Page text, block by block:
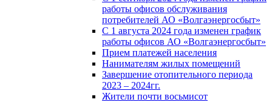
работы офисов обслуживания
потребителей АО «Волгаэнергосбыт»
С 1 августа 2024 года изменен график
работы офисов АО «Волгаэнергосбыт»
Прием платежей населения
Нанимателям жилых помещений
Завершение отопительного периода
2023 – 2024гг.
Жители почти восьмисот